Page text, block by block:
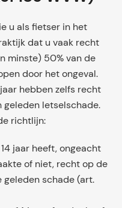
u als fietser in het
dat u vaak recht
minste) 50% van de
door het ongeval.
hebben zelfs recht
geleden letselschade.
richtlijn:
jaar heeft, ongeacht
of niet, recht op de
geleden schade (art.